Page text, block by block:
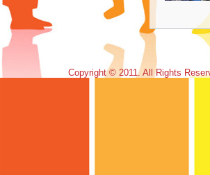
Copyright © 2011. All Rights